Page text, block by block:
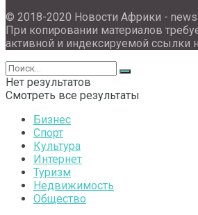
© 2018-2020 Новости Африки -
При копировании материалов
активной и индексируемой ссылки
Нет результатов
Смотреть все результаты
Бизнес
Спорт
Культура
Интернет
Туризм
Недвижимость
Общество